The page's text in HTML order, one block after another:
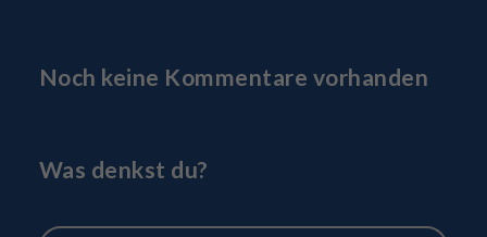
Noch keine Kommentare vorhanden
Was denkst du?